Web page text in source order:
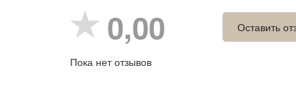
0,00
Пока нет отзывов
Оставить